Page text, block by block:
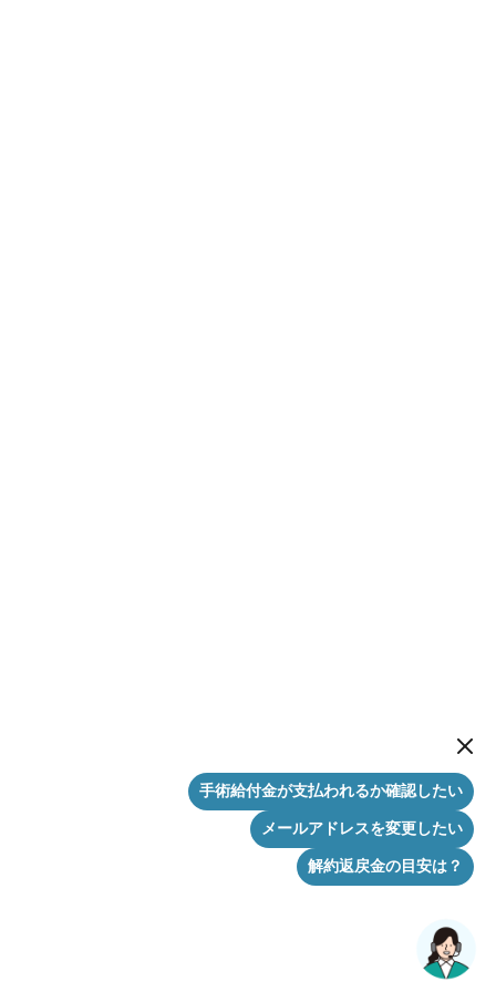
New
手術給付金が支払われるか確認したい
メールアドレスを変更したい
解約返戻金の目安は？